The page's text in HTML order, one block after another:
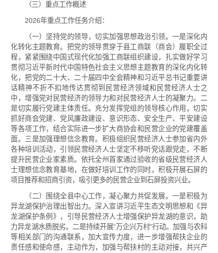
（三）重点工作概述
2026年重点工作任务介绍：
（一）坚持党的领导，切实加强思想政治引领。一是深化内
化转化主题教育。把党的领导贯穿于县工商联（商会）履职全过
程，紧紧围绕中国式现代化加强工商联组织建设，扎实做好学习
贯彻习近平新时代中国特色社会主义思想主题教育的深化内化转
化，把党的二十大、二十届四中全会精神和习近平总书记重要讲
话精神不折不扣地传达贯彻到民营经济领域和民营经济人士之
中，增强党对民营经济的领导力和对民营经济人士的凝聚力。二
是切实履行党建主体责任。充分发挥党组的领导核心作用，切实
抓好商会党建、党风廉政建设、意识形态、安全生产、平安建设
等各项工作，结合实际进一步扩大商协会和民营企业的党建覆盖
面。三是加强理想信念教育。积极组织民营经济人士参加省内外
各种培训活动，引领民营经济人士坚定不移听党话跟党走，不断
提升民营企业家素质。依托全州首家通过验收的省级民营经济人
士理想信念教育基地，在做好培训工作的同时，积极开展石屏的
项目推荐和招商引资，吸引更多的民营企业到石屏投资兴业。
（二）围绕全县中心工作，凝心聚力共促发展。一是积极为
异龙湖保护治理出智出力。深入宣讲习近平生态文明思想和《异
龙湖保护条例》，引导民营经济人士增强保护异龙湖的意识，助
力异龙湖水质脱劣。二是持续开展“万企兴万村”行动。加强与农科
等相关部门的沟通联系，加大宣传力度，进一步增强帮扶企业的
责任感和使命感，主动作为，加强与帮扶村的主动对接，共兴产